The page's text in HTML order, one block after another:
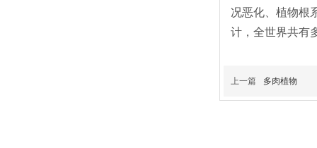
况恶化、植物根
计，全世界共有
上一篇 多肉植物